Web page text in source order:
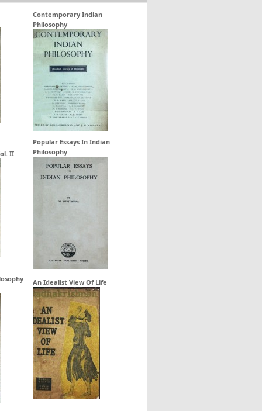
Contemporary Indian
Philosophy
II
Popular Essays In Indian
Philosophy
An Idealist View Of Life